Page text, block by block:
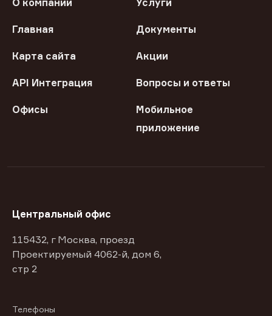
О компании Услуги
Главная Документы
Карта сайта Акции
API Интеграция Вопросы и ответы
Офисы
Мобильное
приложение
Центральный офис
115432, г Москва, проезд
Проектируемый 4062-й, дом 6,
стр 2
Телефоны